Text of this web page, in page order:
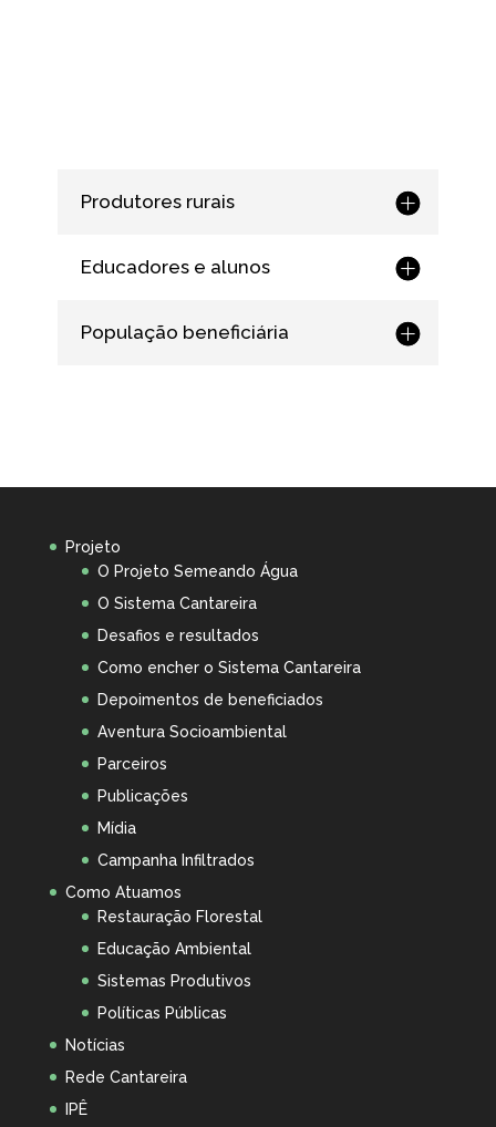
Produtores rurais
Educadores e alunos
População beneficiária
Projeto
O Projeto Semeando Água
O Sistema Cantareira
Desafios e resultados
Como encher o Sistema Cantareira
Depoimentos de beneficiados
Aventura Socioambiental
Parceiros
Publicações
Mídia
Campanha Infiltrados
Como Atuamos
Restauração Florestal
Educação Ambiental
Sistemas Produtivos
Políticas Públicas
Notícias
Rede Cantareira
IPÊ